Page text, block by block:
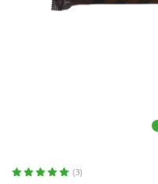
(3)